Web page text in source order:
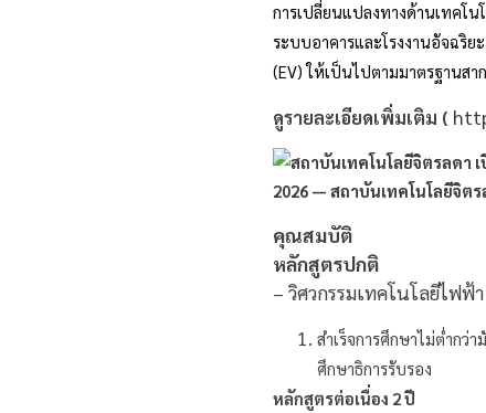
การเปลี่ยนแปลงทางด้านเทคโ
ระบบอาคารและโรงงานอัจฉริ
(EV) ให้เป็นไปตามมาตรฐานสา
ดูรายละเอียดเพิ่มเติม (
คุณสมบัติ
หลักสูตรปกติ
– วิศวกรรมเทคโนโลยีไฟฟ้
สำเร็จการศึกษาไม่ต่ำก
ศึกษาธิการรับรอง
หลักสูตรต่อเนื่อง 2 ปี